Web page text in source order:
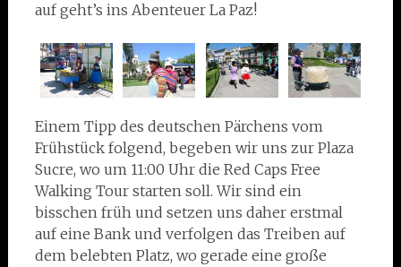
auf geht’s ins Abenteuer La Paz!
Einem Tipp des deutschen Pärchens vom
Frühstück folgend, begeben wir uns zur Plaza
Sucre, wo um 11:00 Uhr die Red Caps Free
Walking Tour starten soll. Wir sind ein
bisschen früh und setzen uns daher erstmal
auf eine Bank und verfolgen das Treiben auf
dem belebten Platz, wo gerade eine große